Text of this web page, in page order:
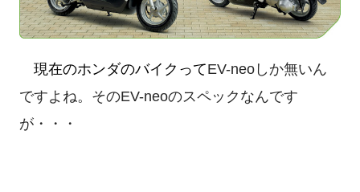
現在のホンダのバイクってEV-neoしか無いん
ですよね。 そのEV-neoのスペックなんです
が・・・